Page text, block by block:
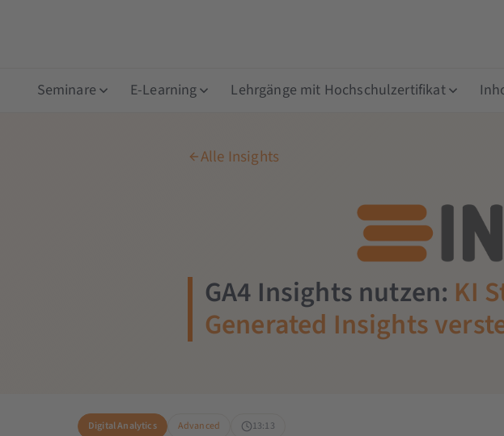
Seminare E-Learning Lehrgänge mit Hochschulzertifikat
Alle Insights
GA4 Insights nutzen: KI
Generated Insights
Digital Analytics Advanced 13:13